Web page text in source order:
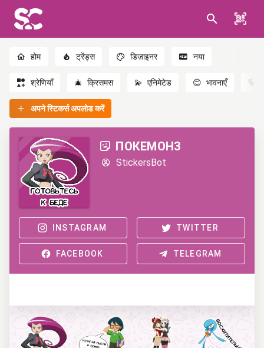
होम ट्रेंड्स डिज़ाइनर नया
श्रेणियाँ 🎄 क्रिसमस 💫 एनिमेटेड 😊 भावनाएँ 🐻
अपने स्टिकर्स अपलोड करें
ПОКЕМОН3
StickersBot
INSTAGRAM TWITTER
FACEBOOK TELEGRAM